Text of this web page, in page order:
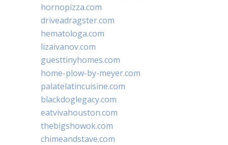
hornopizza.com
driveadragster.com
hematologa.com
lizaivanov.com
guesttinyhomes.com
home-plow-by-meyer.com
palatelatincuisine.com
blackdoglegacy.com
eatvivahouston.com
thebigshowok.com
chimeandstave.com